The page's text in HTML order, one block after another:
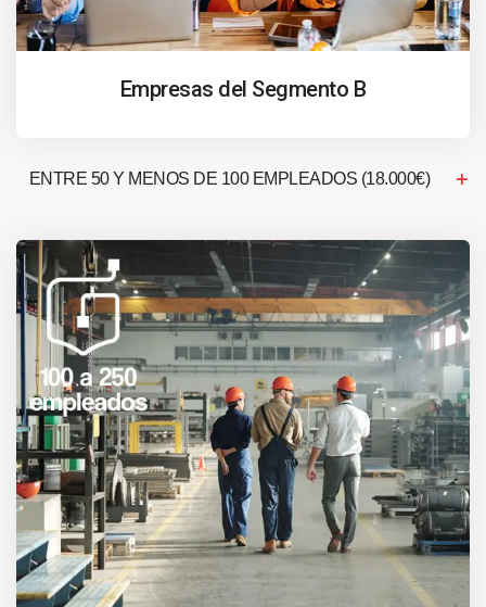
Empresas del Segmento B
ENTRE 50 Y MENOS DE 100 EMPLEADOS (18.000€)